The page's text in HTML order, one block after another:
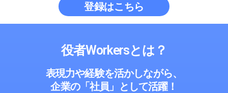
登録はこちら
役者Workersとは？
表現力や経験を活かしながら、
企業の「社員」として活躍！